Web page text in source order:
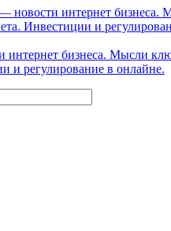
интернет бизнеса. Мысли
и регулирование в онлайне.